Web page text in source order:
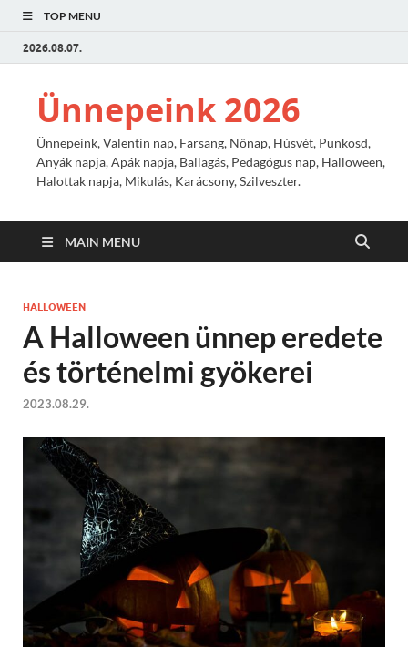
TOP MENU
2026.08.07.
Ünnepeink 2026
Ünnepeink, Valentin nap, Farsang, Nőnap, Húsvét, Pünkösd,
Anyák napja, Apák napja, Ballagás, Pedagógus nap, Halloween,
Halottak napja, Mikulás, Karácsony, Szilveszter.
MAIN MENU
HALLOWEEN
A Halloween ünnep eredete
és történelmi gyökerei
2023.08.29.